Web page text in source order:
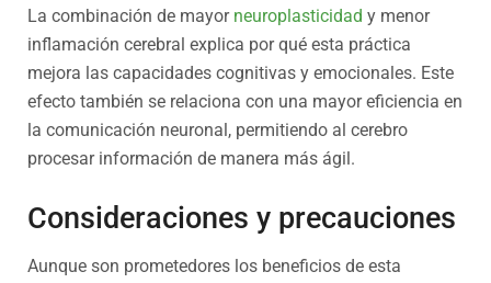
La combinación de mayor neuroplasticidad y menor
inflamación cerebral explica por qué esta práctica
mejora las capacidades cognitivas y emocionales. Este
efecto también se relaciona con una mayor eficiencia en
la comunicación neuronal, permitiendo al cerebro
procesar información de manera más ágil.
Consideraciones y precauciones
Aunque son prometedores los beneficios de esta